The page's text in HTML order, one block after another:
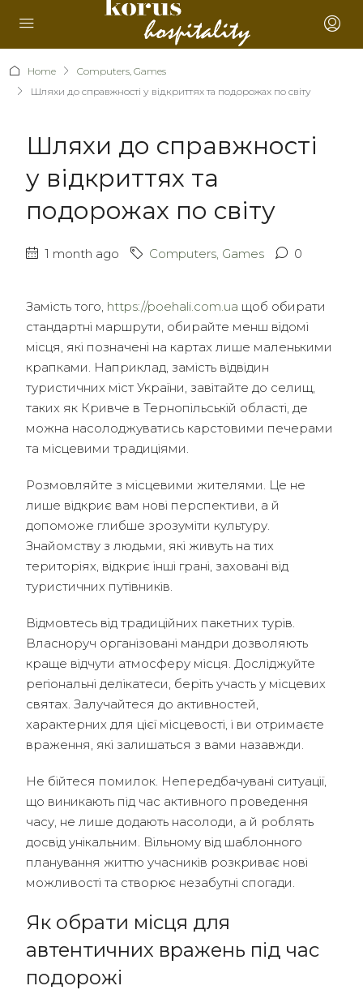
Home
Computers, Games
Шляхи до справжності у відкриттях та подорожах по світу
Шляхи до справжності
у відкриттях та
подорожах по світу
1 month ago Computers, Games 0
Замість того, https://poehali.com.ua щоб обирати
стандартні маршрути, обирайте менш відомі
місця, які позначені на картах лише маленькими
крапками. Наприклад, замість відвідин
туристичних міст України, завітайте до селищ,
таких як Кривче в Тернопільській області, де
можна насолоджуватись карстовими печерами
та місцевими традиціями.
Розмовляйте з місцевими жителями. Це не
лише відкриє вам нові перспективи, а й
допоможе глибше зрозуміти культуру.
Знайомству з людьми, які живуть на тих
територіях, відкриє інші грані, заховані від
туристичних путівників.
Відмовтесь від традиційних пакетних турів.
Власноруч організовані мандри дозволяють
краще відчути атмосферу місця. Досліджуйте
регіональні делікатеси, беріть участь у місцевих
святах. Залучайтеся до активностей,
характерних для цієї місцевості, і ви отримаєте
враження, які залишаться з вами назавжди.
Не бійтеся помилок. Непередбачувані ситуації,
що виникають під час активного проведення
часу, не лише додають насолоди, а й роблять
досвід унікальним. Вільному від шаблонного
планування життю учасників розкриває нові
можливості та створює незабутні спогади.
Як обрати місця для
автентичних вражень під час
подорожі